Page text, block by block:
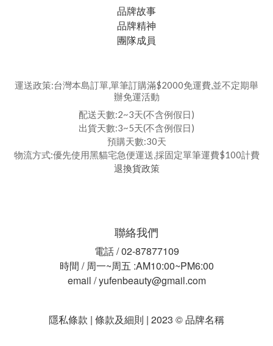
品牌故事
品牌精神
團隊成員
運送政策:台灣本島訂單,單筆訂購滿$2000免運費,並不定期舉
辦免運活動
配送天數:2~3天(不含例假日)
出貨天數:3~5天(不含例假日)
預購天數:30天
物流方式:優先使用黑貓宅急便運送,採固定單筆運費$100計費
退換貨政策
聯絡我們
電話 / 02-87877109
時間 / 周一~周五 :AM10:00~PM6:00
email / yufenbeauty@gmail.com
隱私條款 | 條款及細則 | 2023 © 品牌名稱